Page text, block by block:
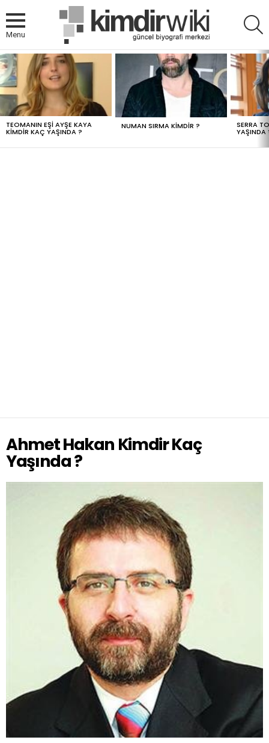
Menu
MOST
VIEWED
STORIES
TEOMANIN EŞI AYŞE KAYA
KIMDIR KAÇ YAŞINDA ?
NUMAN SIRMA KIMDIR ? SERRA
YAŞINDA
Ahmet Hakan Kimdir Kaç
Yaşında ?